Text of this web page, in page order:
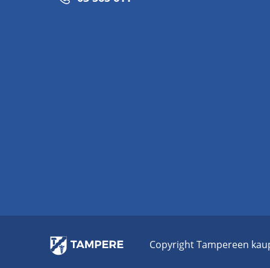
Co­py­right Tam­pe­reen